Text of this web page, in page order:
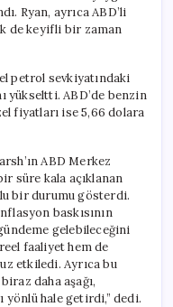
Ryan, ayrıca ABD’li
de keyifli bir zaman
petrol sevkiyatındaki
yükseltti. ABD’de benzin
fiyatları ise 5,66 dolara
ABD Merkez
süre kala açıklanan
bir durumu gösterdi.
baskısının
gelebileceğini
faaliyet hem de
etkiledi. Ayrıca bu
daha aşağı,
hale getirdi,” dedi.